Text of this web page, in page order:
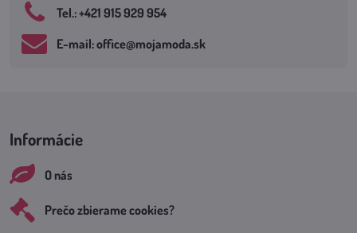
Tel​.: +421 915 929 954
E-mail: office​@mojamoda​.sk
Informácie
O nás
Prečo zbierame cookies?